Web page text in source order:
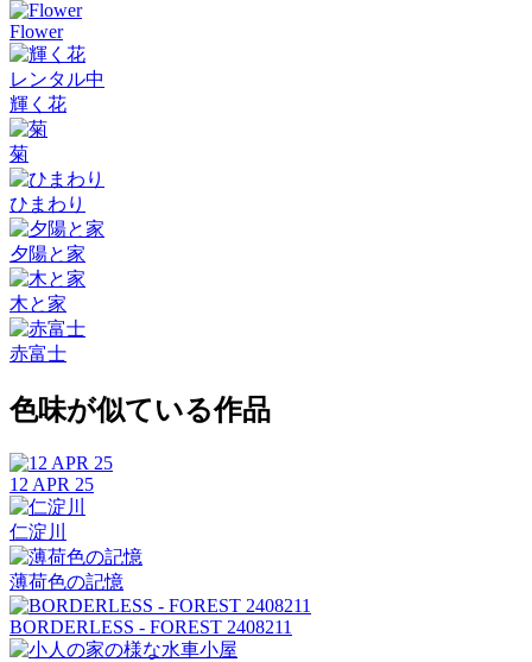
Flower
レンタル中
輝く花
菊
ひまわり
夕陽と家
木と家
赤富士
色味が似ている作品
12 APR 25
仁淀川
薄荷色の記憶
BORDERLESS - FOREST 2408211